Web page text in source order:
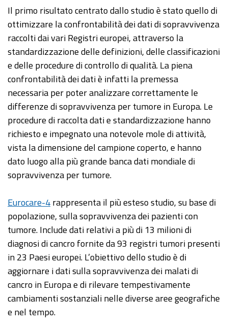
Il primo risultato centrato dallo studio è stato quello di
ottimizzare la confrontabilità dei dati di sopravvivenza
raccolti dai vari Registri europei, attraverso la
standardizzazione delle definizioni, delle classificazioni
e delle procedure di controllo di qualità. La piena
confrontabilità dei dati è infatti la premessa
necessaria per poter analizzare correttamente le
differenze di sopravvivenza per tumore in Europa. Le
procedure di raccolta dati e standardizzazione hanno
richiesto e impegnato una notevole mole di attività,
vista la dimensione del campione coperto, e hanno
dato luogo alla più grande banca dati mondiale di
sopravvivenza per tumore.
Eurocare-4rappresenta il più esteso studio, su base di
popolazione, sulla sopravvivenza dei pazienti con
tumore. Include dati relativi a più di 13 milioni di
diagnosi di cancro fornite da 93 registri tumori presenti
in 23 Paesi europei. L’obiettivo dello studio è di
aggiornare i dati sulla sopravvivenza dei malati di
cancro in Europa e di rilevare tempestivamente
cambiamenti sostanziali nelle diverse aree geografiche
e nel tempo.